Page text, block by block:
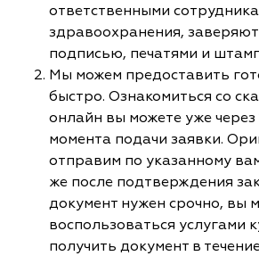
ответственными
здравоохранения,
подписью, печатями и
Мы можем предоставить
быстро. Ознакомиться со
онлайн вы можете уже через
момента подачи заявки.
отправим по указанному
же после подтверждения
документ нужен срочно, вы
воспользоваться услугами
получить документ в